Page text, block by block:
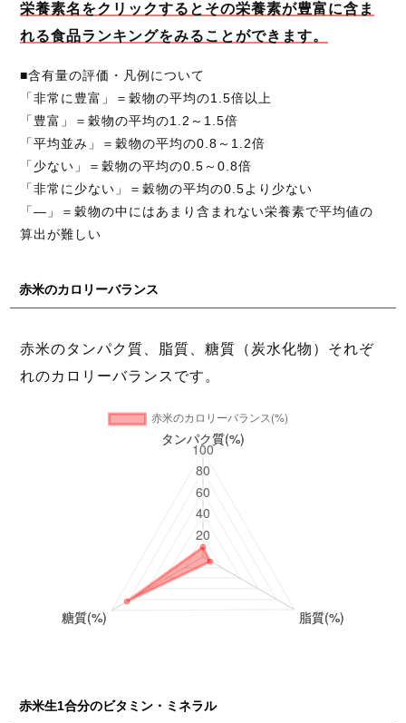
栄養素名をクリックするとその栄養素が豊富に含ま
れる食品ランキングをみることができます。
■含有量の評価・凡例について
「非常に豊富」＝穀物の平均の1.5倍以上
「豊富」＝穀物の平均の1.2～1.5倍
「平均並み」＝穀物の平均の0.8～1.2倍
「少ない」＝穀物の平均の0.5～0.8倍
「非常に少ない」＝穀物の平均の0.5より少ない
「―」＝穀物の中にはあまり含まれない栄養素で平均値の
算出が難しい
赤米のカロリーバランス
赤米のタンパク質、脂質、糖質（炭水化物）それぞ
れのカロリーバランスです。
赤米生1合分のビタミン・ミネラル